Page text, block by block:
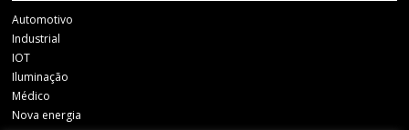
Automotivo
Industrial
IOT
Iluminação
Médico
Nova energia